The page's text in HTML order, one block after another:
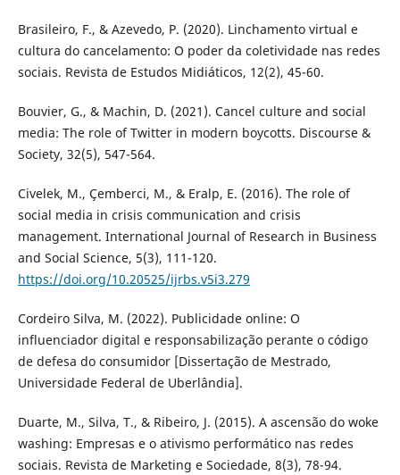
Brasileiro, F., & Azevedo, P. (2020). Linchamento virtual e
cultura do cancelamento: O poder da coletividade nas redes
sociais. Revista de Estudos Midiáticos, 12(2), 45-60.
Bouvier, G., & Machin, D. (2021). Cancel culture and social
media: The role of Twitter in modern boycotts. Discourse &
Society, 32(5), 547-564.
Civelek, M., Çemberci, M., & Eralp, E. (2016). The role of
social media in crisis communication and crisis
management. International Journal of Research in Business
and Social Science, 5(3), 111-120.
https://doi.org/10.20525/ijrbs.v5i3.279
Cordeiro Silva, M. (2022). Publicidade online: O
influenciador digital e responsabilização perante o código
de defesa do consumidor [Dissertação de Mestrado,
Universidade Federal de Uberlândia].
Duarte, M., Silva, T., & Ribeiro, J. (2015). A ascensão do woke
washing: Empresas e o ativismo performático nas redes
sociais. Revista de Marketing e Sociedade, 8(3), 78-94.